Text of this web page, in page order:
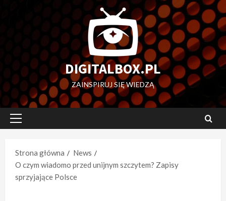
DIGITALBOX.PL
ZAINSPIRUJ SIĘ WIEDZĄ
Menu
Strona główna
News
O czym wiadomo przed unijnym szczytem? Zapisy
sprzyjające Polsce